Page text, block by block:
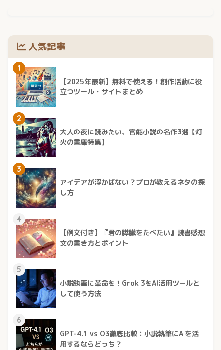
人気記事
1
【2025年最新】無料で使える！創作活動に役
立つツール・サイトまとめ
2
大人の夜に読みたい、官能小説の名作3選【灯
火の書庫特集】
3
アイデアが浮かばない？プロが教えるネタの探
し方
4
【例文付き】『君の膵臓をたべたい』読書感想
文の書き方とポイント
5
小説執筆に革命を！Grok 3をAI活用ツールと
して使う方法
6
GPT-4.1 vs O3徹底比較：小説執筆にAIを活
用するならどっち？